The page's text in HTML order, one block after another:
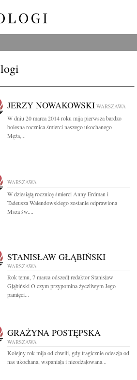
JERZY NOWAKOWSKI WARSZAWA
W dniu 20 marca 2014 roku mija pierwsza bardzo
bolesna rocznica śmierci naszego ukochanego
Męża,...
WARSZAWA
W dziesiątą rocznicę śmierci Anny Erdman i
Tadeusza Walendowskiego zostanie odprawiona
Msza św....
STANISŁAW GŁĄBIŃSKI
WARSZAWA
Rok temu, 7 marca odszedł redaktor Stanisław
Głąbiński O czym przypomina życzliwym Jego
pamięci...
GRAŻYNA POSTĘPSKA
WARSZAWA
Kolejny rok mija od chwili, gdy tragicznie odeszła od
nas ukochana, wspaniała i nieodżałowana...